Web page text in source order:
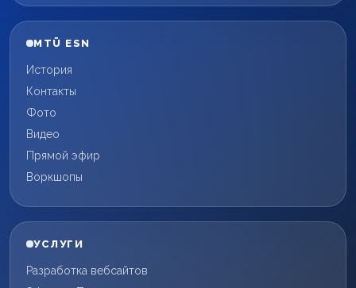
MTÜ ESN
История
Контакты
Фото
Видео
Прямой эфир
Воркшопы
УСЛУГИ
Разработка вебсайтов